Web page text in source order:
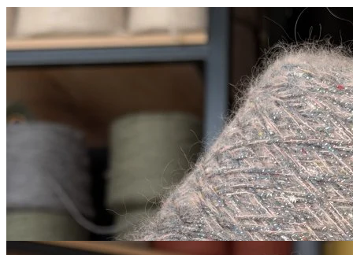
Hair-Botton
шёлк 10%, кид мохер 34%, меринос
270 м/100 гcерый с фиолетовым
Купить
Sesia